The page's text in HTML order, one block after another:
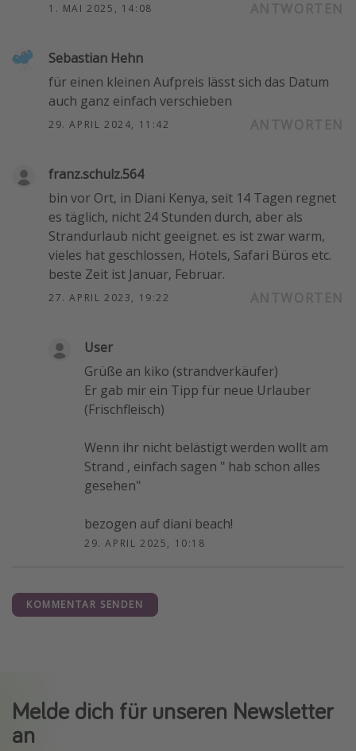
1. MAI 2025, 14:08
Sebastian​ Hehn
für einen kleinen Aufpreis lässt sich das Datum
auch ganz einfach verschieben
29. APRIL 2024, 11:42
franz.schulz.564
bin vor Ort, in Diani Kenya, seit 14 Tagen regnet
es täglich, nicht 24 Stunden durch, aber als
Strandurlaub nicht geeignet. es ist zwar warm,
vieles hat geschlossen, Hotels, Safari Büros etc.
beste Zeit ist Januar, Februar.
27. APRIL 2023, 19:22
User
Grüße an kiko (strandverkäufer)
Er gab mir ein Tipp für neue Urlauber
(Frischfleisch)
Wenn ihr nicht belästigt werden wollt am
Strand , einfach sagen " hab schon alles
gesehen"
bezogen auf diani beach!
29. APRIL 2025, 10:18
KOMMENTAR SENDEN
Melde dich für unseren Newsletter
an